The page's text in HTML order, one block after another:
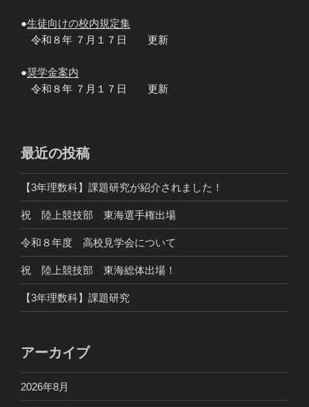
●生徒向けの校内規定集
令和８年 ７月１７日 更新
●奨学金案内
令和８年 ７月１７日 更新
最近の投稿
【3年理数科】課題研究が紹介されました！
祝 陸上競技部 東海選手権出場
令和８年度 高校見学会について
祝 陸上競技部 東海総体出場！
【3年理数科】課題研究
アーカイブ
2026年8月